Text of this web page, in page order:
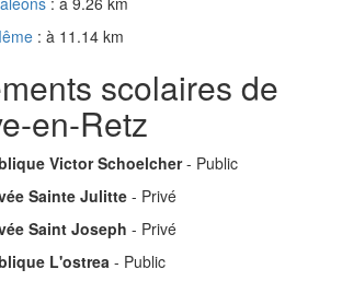
: à 11.14 km
scolaires de
en-Retz
Victor Schoelcher- Public
Sainte Julitte - Privé
Saint Joseph - Privé
L'ostrea - Public